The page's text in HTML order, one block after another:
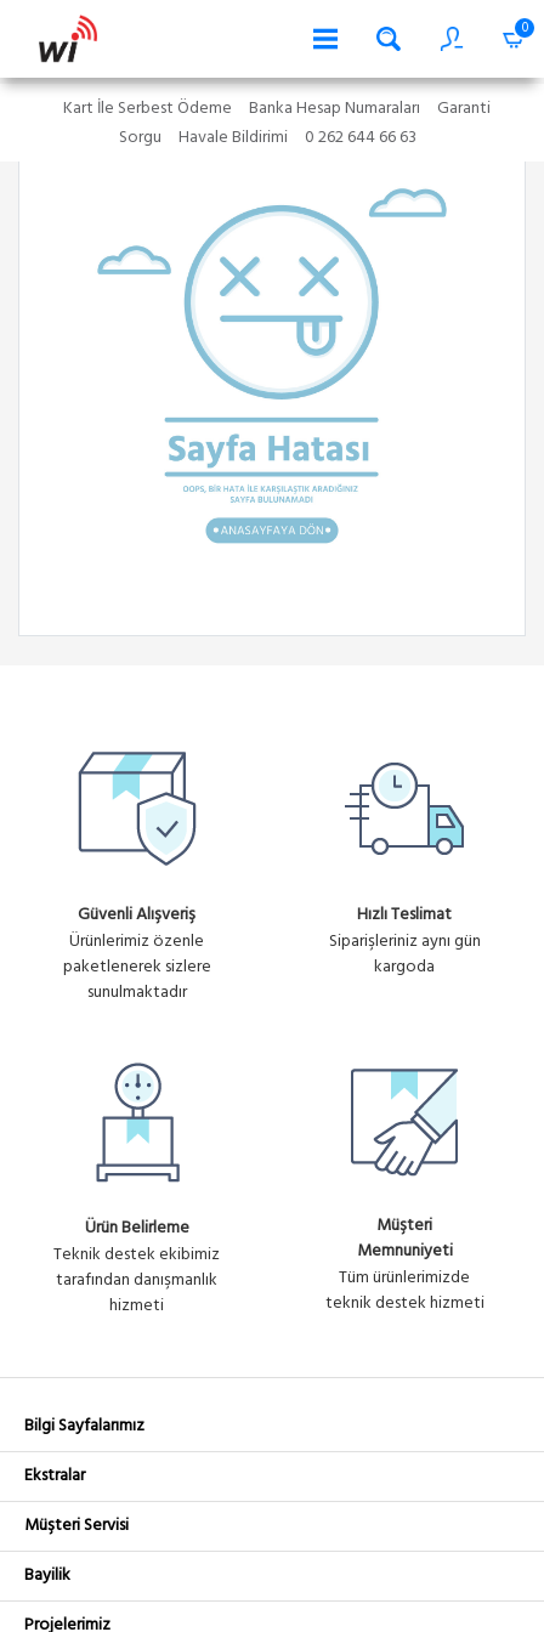
0
Kart İle Serbest Ödeme Banka Hesap Numaraları
Garanti
Sorgu
Havale Bildirimi 0 262 644 66 63
Güvenli Alışveriş
Ürünlerimiz özenle
paketlenerek sizlere
sunulmaktadır
Hızlı Teslimat
Siparişleriniz aynı gün
kargoda
Ürün Belirleme
Teknik destek ekibimiz
tarafından danışmanlık
hizmeti
Müşteri
Memnuniyeti
Tüm ürünlerimizde
teknik destek hizmeti
Bilgi Sayfalarımız
Ekstralar
Müşteri Servisi
Bayilik
Projelerimiz